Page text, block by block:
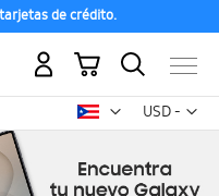
de crédito.
USD -
dólar
Mi carrito